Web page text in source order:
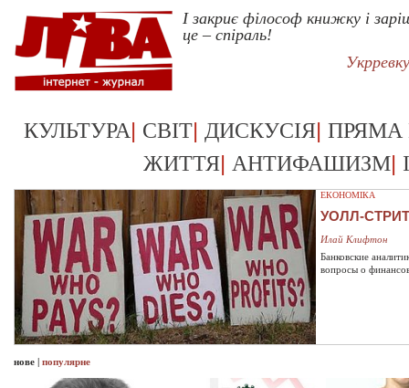
І закриє філософ книжку і
це – спіраль!
КУЛЬТУРА| СВІТ| ДИСКУСІЯ| ПРЯМА
ЖИТТЯ| АНТИФАШИЗМ|
ЕКОНОМІКА
УОЛЛ-
Илай Клифтон
Банковские
вопросы о
нове | популярне